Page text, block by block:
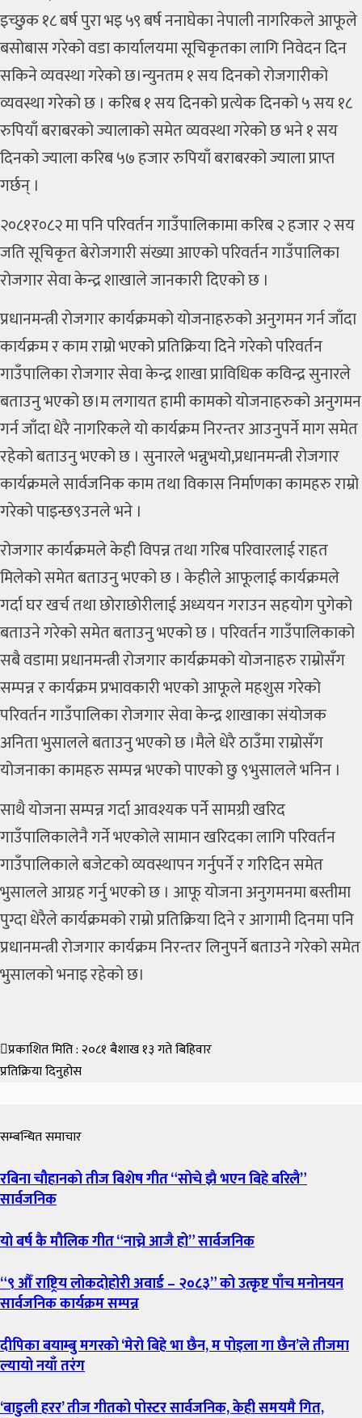
इच्छुक १८ बर्ष पुरा भइ ५९ बर्ष ननाघेका नेपाली नागरिकले आफूले
बसोबास गरेको वडा कार्यालयमा सूचिकृतका लागि निवेदन दिन
सकिने व्यवस्था गरेको छ।न्युनतम १ सय दिनको रोजगारीको
व्यवस्था गरेको छ । करिब १ सय दिनको प्रत्येक दिनको ५ सय १८
रुपियाँ बराबरको ज्यालाको समेत व्यवस्था गरेको छ भने १ सय
दिनको ज्याला करिब ५७ हजार रुपियाँ बराबरको ज्याला प्राप्त
गर्छन् ।
२०८१र०८२ मा पनि परिवर्तन गाउँपालिकामा करिब २ हजार २ सय
जति सूचिकृत बेरोजगारी संख्या आएको परिवर्तन गाउँपालिका
रोजगार सेवा केन्द्र शाखाले जानकारी दिएको छ ।
प्रधानमन्त्री रोजगार कार्यक्रमको योजनाहरुको अनुगमन गर्न जाँदा
कार्यक्रम र काम राम्रो भएको प्रतिक्रिया दिने गरेको परिवर्तन
गाउँपालिका रोजगार सेवा केन्द्र शाखा प्राविधिक कविन्द्र सुनारले
बताउनु भएको छ।म लगायत हामी कामको योजनाहरुको अनुगमन
गर्न जाँदा धेरै नागरिकले यो कार्यक्रम निरन्तर आउनुपर्ने माग समेत
रहेको बताउनु भएको छ । सुनारले भन्नुभयो,प्रधानमन्त्री रोजगार
कार्यक्रमले सार्वजनिक काम तथा विकास निर्माणका कामहरु राम्रो
गरेको पाइन्छ९उनले भने ।
रोजगार कार्यक्रमले केही विपन्न तथा गरिब परिवारलाई राहत
मिलेको समेत बताउनु भएको छ । केहीले आफूलाई कार्यक्रमले
गर्दा घर खर्च तथा छोराछोरीलाई अध्ययन गराउन सहयोग पुगेको
बताउने गरेको समेत बताउनु भएको छ । परिवर्तन गाउँपालिकाको
सबै वडामा प्रधानमन्त्री रोजगार कार्यक्रमको योजनाहरु राम्रोसँग
सम्पन्न र कार्यक्रम प्रभावकारी भएको आफूले महशुस गरेको
परिवर्तन गाउँपालिका रोजगार सेवा केन्द्र शाखाका संयोजक
अनिता भुसालले बताउनु भएको छ ।मैले धेरै ठाउँमा राम्रोसँग
योजनाका कामहरु सम्पन्न भएको पाएको छु ९भुसालले भनिन ।
साथै योजना सम्पन्न गर्दा आवश्यक पर्ने सामग्री खरिद
गाउँपालिकालेनै गर्ने भएकोले सामान खरिदका लागि परिवर्तन
गाउँपालिकाले बजेटको व्यवस्थापन गर्नुपर्ने र गरिदिन समेत
भुसालले आग्रह गर्नु भएको छ । आफू योजना अनुगमनमा बस्तीमा
पुग्दा धेरैले कार्यक्रमको राम्रो प्रतिक्रिया दिने र आगामी दिनमा पनि
प्रधानमन्त्री रोजगार कार्यक्रम निरन्तर लिनुपर्ने बताउने गरेको समेत
भुसालको भनाइ रहेको छ।
प्रकाशित मिति : २०८१ बैशाख १३ गते बिहिवार
प्रतिक्रिया दिनुहोस
सम्बन्धित समाचार
रबिना चौहानको तीज बिशेष गीत “सोचे झै भएन बिहे बरिलै”
सार्वजनिक
यो बर्ष कै मौलिक गीत “नाच्ने आजै हो” सार्वजनिक
“९ औँ राष्ट्रिय लोकदोहोरी अवार्ड – २०८३” को उत्कृष्ट पाँच मनोनयन
सार्वजनिक कार्यक्रम सम्पन्न
दीपिका बयाम्बु मगरको ‘मेरो बिहे भा छैन, म पोइला गा छैन’ले तीजमा
ल्यायो नयाँ तरंग
‘बाडुली हरर’ तीज गीतको पोस्टर सार्वजनिक, केही समयमै गित,